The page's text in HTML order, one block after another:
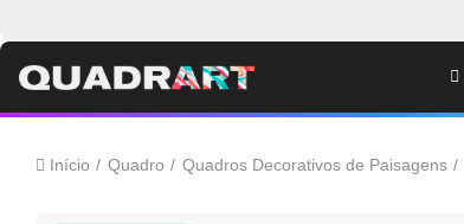
Início Quadro Quadros Decorativos de Paisagens